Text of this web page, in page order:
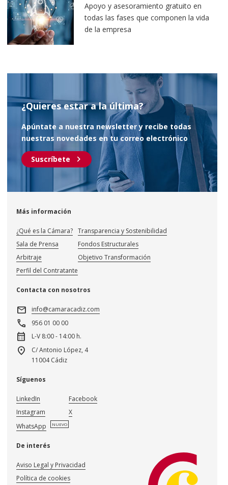
Apoyo y asesoramiento gratuito en
todas las fases que componen la vida
de la empresa
¿Quieres estar a la última?
Apúntate a nuestra newsletter y recibe todas
nuestras novedades en tu correo electrónico
Suscríbete chevron_right
Más información
¿Qué es la Cámara?
Sala de Prensa
Arbitraje
Perfil del Contratante
Transparencia y Sostenibilidad
Fondos Estructurales
Objetivo Transformación
Contacta con nosotros
mail info@camaracadiz.com
call 956 01 00 00
calendar_month L-V 8:00 - 14:00 h.
location_on
C/ Antonio López, 4
11004 Cádiz
Síguenos
LinkedIn
Instagram
WhatsApp
NUEVO
Facebook
X
De interés
Aviso Legal y Privacidad
Política de cookies